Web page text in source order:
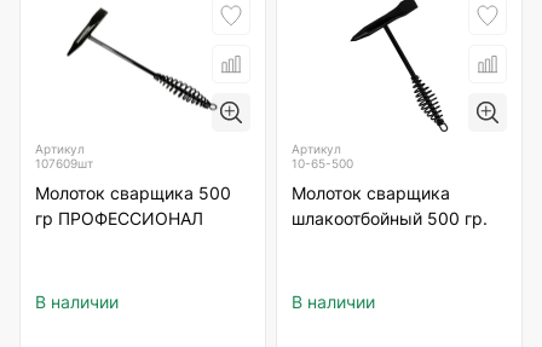
Артикул
107609шт
Молоток сварщика 500
гр ПРОФЕССИОНАЛ
В наличии
Артикул
10-65-500
Молоток сварщика
шлакоотбойный 500 гр.
В наличии